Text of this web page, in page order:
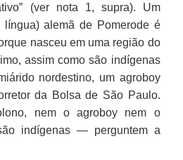
(ver nota 1, supra). Um
alemã de Pomerode é
nasceu em uma região do
assim como são indígenas
nordestino, um agroboy
da Bolsa de São Paulo.
nem o agroboy nem o
indígenas — perguntem a